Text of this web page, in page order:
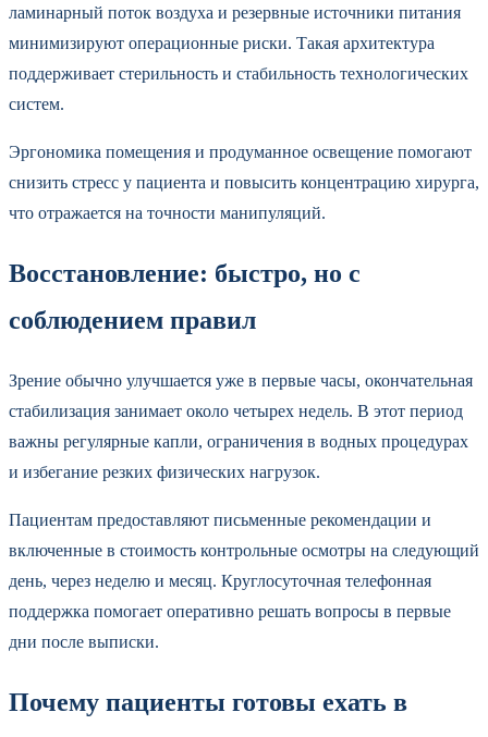
ламинарный поток воздуха и резервные источники питания
минимизируют операционные риски. Такая архитектура
поддерживает стерильность и стабильность технологических
систем.
Эргономика помещения и продуманное освещение помогают
снизить стресс у пациента и повысить концентрацию хирурга,
что отражается на точности манипуляций.
Восстановление: быстро, но с
соблюдением правил
Зрение обычно улучшается уже в первые часы, окончательная
стабилизация занимает около четырех недель. В этот период
важны регулярные капли, ограничения в водных процедурах
и избегание резких физических нагрузок.
Пациентам предоставляют письменные рекомендации и
включенные в стоимость контрольные осмотры на следующий
день, через неделю и месяц. Круглосуточная телефонная
поддержка помогает оперативно решать вопросы в первые
дни после выписки.
Почему пациенты готовы ехать в